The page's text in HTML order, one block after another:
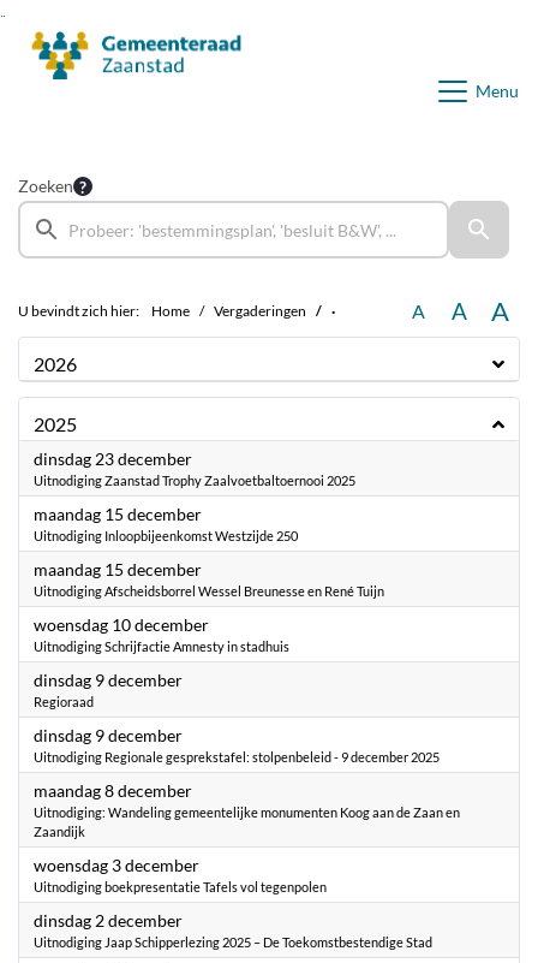
Menu
Zoeken
U bevindt zich hier: Home Vergaderingen · A A A
2026
2025
dinsdag 23 december2025
Uitnodiging Zaanstad Trophy Zaalvoetbaltoernooi 2025
maandag 15 december2025
Uitnodiging Inloopbijeenkomst Westzijde 250
maandag 15 december2025
Uitnodiging Afscheidsborrel Wessel Breunesse en René Tuijn
woensdag 10 december2025
Uitnodiging Schrijfactie Amnesty in stadhuis
dinsdag 9 december2025
Regioraad
dinsdag 9 december2025
Uitnodiging Regionale gesprekstafel: stolpenbeleid - 9 december 2025
maandag 8 december2025
Uitnodiging: Wandeling gemeentelijke monumenten Koog aan de Zaan en
Zaandijk
woensdag 3 december2025
Uitnodiging boekpresentatie Tafels vol tegenpolen
dinsdag 2 december2025
Uitnodiging Jaap Schipperlezing 2025 – De Toekomstbestendige Stad